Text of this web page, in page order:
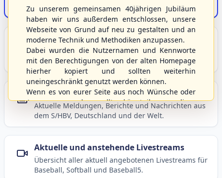
Der Onlineshop des S/HBV
Unser Sport
Grundlagen und Hintergründe zu Baseball, Softball
und Baseball5.
Berichte und Neuigkeiten
Aktuelle Meldungen, Berichte und Nachrichten aus
dem S/HBV, Deutschland und der Welt.
Aktuelle und anstehende Livestreams
Übersicht aller aktuell angebotenen Livestreams für
Baseball, Softball und Baseball5.
Zu unserem gemeinsamen 40jährigen Jubiläum
haben wir uns außerdem entschlossen, unsere
Webseite von Grund auf neu zu gestalten und an
moderne Technik und Methodiken anzupassen.
Dabei wurden die Nutzernamen und Kennworte
mit den Berechtigungen von der alten Homepage
hierher kopiert und sollten weiterhin
uneingeschränkt genutzt werden können.
Wenn es von eurer Seite aus noch Wünsche oder
Anregungen geben sollte, könnt ihr uns diese
gerne an die Verbandsadresseinfo@shbvnet.de